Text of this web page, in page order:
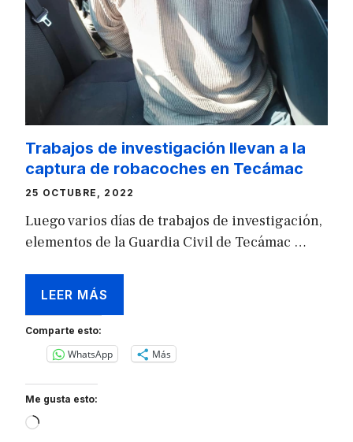
Trabajos de investigación llevan a la
captura de robacoches en Tecámac
25 OCTUBRE, 2022
Luego varios días de trabajos de investigación,
elementos de la Guardia Civil de Tecámac …
LEER MÁS
Comparte esto:
WhatsApp Más
Me gusta esto:
Loading…